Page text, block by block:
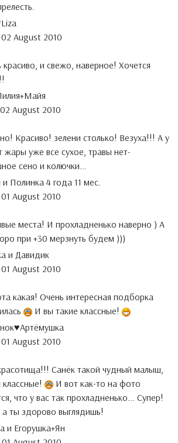
August 2010
красиво, и свежо, наверное! Хочется
August 2010
Красиво! зелени столько! Везуха!!! А у
жары уже все сухое, травы нет-
сено и колючки...
и Полинка 4 года 11 мес.
August 2010
места! И прохладненько наверно ) А
при +30 мерзнуть будем )))
и Давидик
August 2010
какая! Очень интересная подборка
И вы такие классные!
August 2010
Санёк такой чудный малыш,
И вот как-то на фото
что у вас так прохладненько... Супер!
ты здорово выглядишь!
и Егорушка+Ян